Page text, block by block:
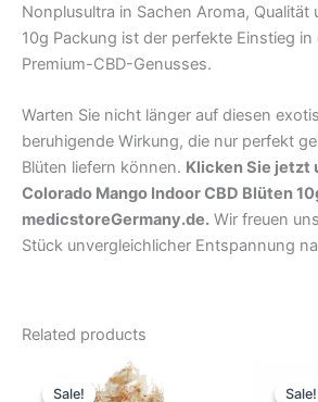
Nonplusultra in Sachen Aroma, Qualität
10g Packung ist der perfekte Einstieg in
Premium-CBD-Genusses.
Warten Sie nicht länger auf diesen
beruhigende Wirkung, die nur perfekt
Blüten liefern können. Klicken Sie jetzt
Colorado Mango Indoor CBD Blüten
medicstoreGermany.de. Wir freuen
Stück unvergleichlicher Entspannung
Related products
Sale!
Sale!
Original
price
Current
price
Sale!
Sale!